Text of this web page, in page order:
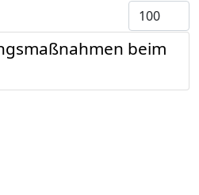
Anzeige #
beim